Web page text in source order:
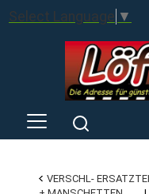
Select Language ▼
VERSCHL-